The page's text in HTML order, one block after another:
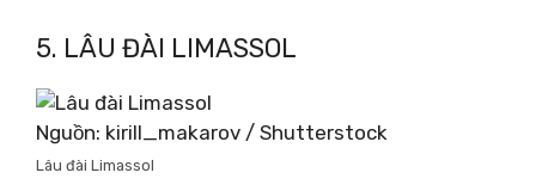
5. LÂU ĐÀI LIMASSOL
Nguồn: kirill_makarov / Shutterstock
Lâu đài Limassol